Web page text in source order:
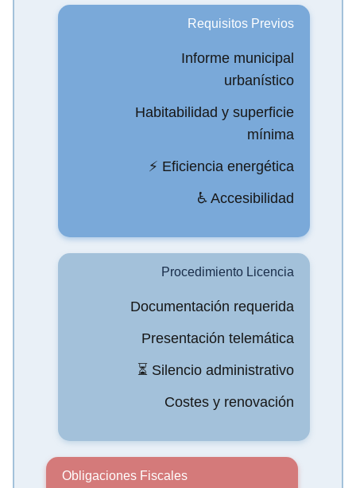
Requisitos Previos
Informe municipal
urbanístico
Habitabilidad y superficie
mínima
⚡ Eficiencia energética
♿ Accesibilidad
Procedimiento Licencia
Documentación requerida
Presentación telemática
⏳ Silencio administrativo
Costes y renovación
Obligaciones Fiscales